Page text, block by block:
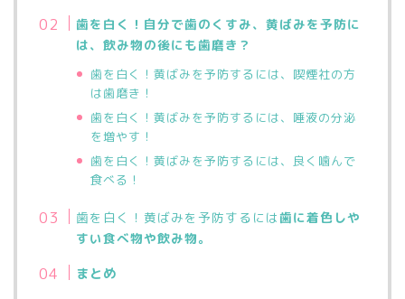
歯を白く！自分で歯のくすみ、黄ばみを予防に
は、飲み物の後にも歯磨き？
歯を白く！黄ばみを予防するには、喫煙社の方
は歯磨き！
歯を白く！黄ばみを予防するには、 唾液の分泌
を増やす！
歯を白く！黄ばみを予防するには、 良く噛んで
食べる！
歯を白く！黄ばみを予防するには歯に着色しや
すい食べ物や飲み物。
まとめ